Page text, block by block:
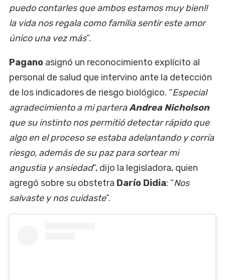
puedo contarles que ambos estamos muy bien!!
la vida nos regala como familia sentir este amor
único una vez más”.
Pagano asignó un reconocimiento explícito al
personal de salud que intervino ante la detección
de los indicadores de riesgo biológico. “Especial
agradecimiento a mi parteraAndrea Nicholson
que su instinto nos permitió detectar rápido que
algo en el proceso se estaba adelantando y corría
riesgo, además de su paz para sortear mi
angustia y ansiedad”, dijo la legisladora, quien
agregó sobre su obstetra Darío Didia: “Nos
salvaste y nos cuidaste”.